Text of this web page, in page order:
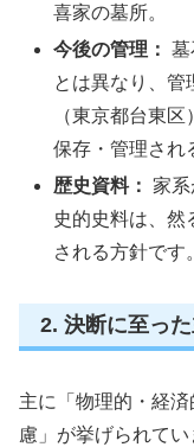
喜家の墓所。
今後の管理： 墓
とは異なり、管
（東京都台東
保存・管理され
歴史資料： 家
史的史料は、然
される方針です。
2. 決断に至っ
主に「物理的・経
慮」が挙げられてい